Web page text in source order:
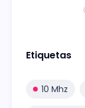
Etiquetas
10 Mhz